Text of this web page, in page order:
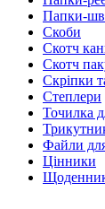
Папки-
Скоби
Скотч
Скотч
Скріпки
Степлери
Точилка
Файли
Цінники